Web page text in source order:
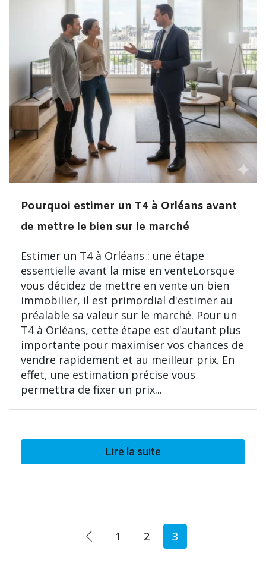
Pourquoi estimer un T4 à Orléans avant
de mettre le bien sur le marché
Estimer un T4 à Orléans : une étape
essentielle avant la mise en venteLorsque
vous décidez de mettre en vente un bien
immobilier, il est primordial d'estimer au
préalable sa valeur sur le marché. Pour un
T4 à Orléans, cette étape est d'autant plus
importante pour maximiser vos chances de
vendre rapidement et au meilleur prix. En
effet, une estimation précise vous
permettra de fixer un prix...
Lire la suite
1 2 3